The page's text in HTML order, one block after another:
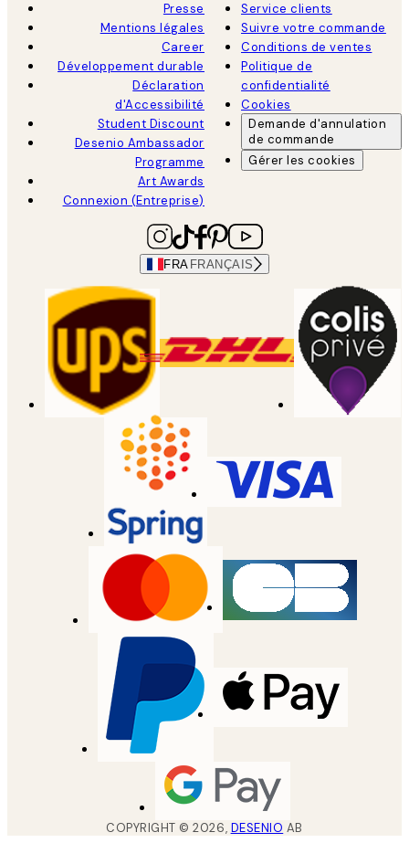
Presse
Mentions légales
Career
Développement durable
Déclaration
d'Accessibilité
Student Discount
Desenio Ambassador
Programme
Art Awards
Connexion (Entreprise)
Service clients
Suivre votre commande
Conditions de ventes
Politique de
confidentialité
Cookies
Demande d'annulation
de commande
Gérer les cookies
FRA FRANÇAIS
COPYRIGHT ©2026, DESENIO AB